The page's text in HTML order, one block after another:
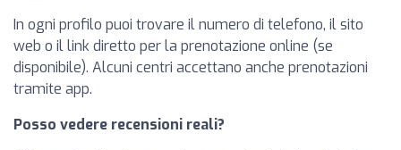
In ogni profilo puoi trovare il numero di telefono, il sito
web o il link diretto per la prenotazione online (se
disponibile). Alcuni centri accettano anche prenotazioni
tramite app.
Posso vedere recensioni reali?